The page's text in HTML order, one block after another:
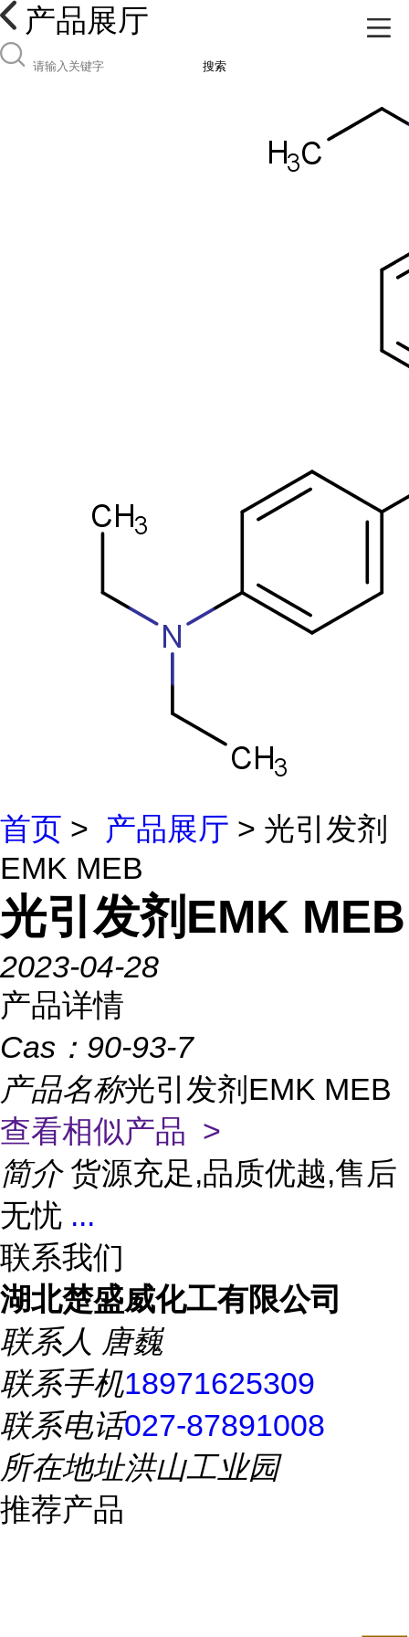
产品展厅
搜索
首页 > 产品展厅 > 光引发剂
EMK MEB
光引发剂EMK MEB
2023-04-28
产品详情
Cas： 90-93-7
产品名称光引发剂EMK MEB
查看相似产品 >
简介 货源充足,品质优越,售后
无忧 ...
联系我们
湖北楚盛威化工有限公司
联系人 唐巍
联系手机18971625309
联系电话027-87891008
所在地址洪山工业园
推荐产品